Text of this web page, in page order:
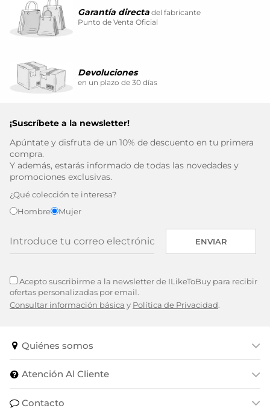
Garantía directa del fabricante
Punto de Venta Oficial
Devoluciones
en un plazo de 30 días
¡Suscríbete a la newsletter!
Apúntate y disfruta de un 10% de descuento en tu primera
compra.
Y además, estarás informado de todas las novedades y
promociones exclusivas.
¿Qué colección te interesa?
Hombre
Mujer
ENVIAR
Acepto suscribirme a la newsletter de ILikeToBuy para recibir
ofertas personalizadas por email.
Consultar información básica y Política de Privacidad.
Quiénes somos
Atención Al Cliente
Contacto